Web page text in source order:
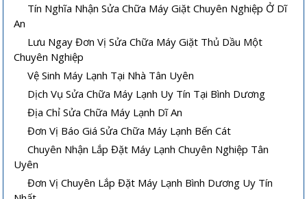
Tín Nghĩa Nhận Sửa Chữa Máy Giặt Chuyên Nghiệp Ở Dĩ
An
Lưu Ngay Đơn Vị Sửa Chữa Máy Giặt Thủ Dầu Một
Chuyên Nghiệp
Vệ Sinh Máy Lạnh Tại Nhà Tân Uyên
Dịch Vụ Sửa Chữa Máy Lạnh Uy Tín Tại Bình Dương
Địa Chỉ Sửa Chữa Máy Lạnh Dĩ An
Đơn Vị Báo Giá Sửa Chữa Máy Lạnh Bến Cát
Chuyên Nhận Lắp Đặt Máy Lạnh Chuyên Nghiệp Tân
Uyên
Đơn Vị Chuyên Lắp Đặt Máy Lạnh Bình Dương Uy Tín
Cách sửa máy lạnh âm trần không
lạnh hoặc lạnh yếu
Vệ sinh máy lạnh âm trần tại nhà